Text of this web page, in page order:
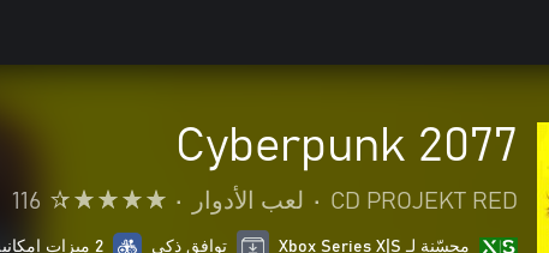
Cyberpunk 2077
CD PROJEKT RED
• لعب الأدوار •
116
محسّنة لـ Xbox Series X|S توافق ذكي 2 ميزات إمكانية وصول ذوي الاحتياجات الخاصة